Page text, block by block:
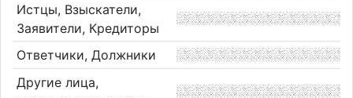
Истцы, Взыскатели,
Заявители, Кредиторы
Ответчики, Должники
Другие лица,